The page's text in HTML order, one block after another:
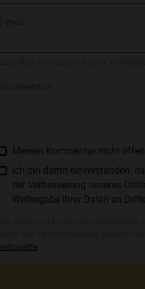
Meinen Kommentar nicht
Ich bin damit einverstanden,
der Verbesserung unseres
Weitergabe Ihrer Daten an